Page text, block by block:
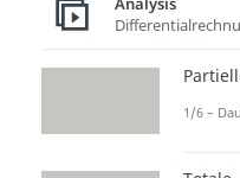
1/6 –